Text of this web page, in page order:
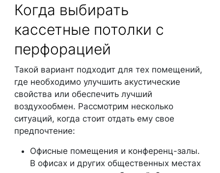
Когда выбирать
кассетные потолки с
перфорацией
Такой вариант подходит для тех помещений,
где необходимо улучшить акустические
свойства или обеспечить лучший
воздухообмен. Рассмотрим несколько
ситуаций, когда стоит отдать ему свое
предпочтение:
Офисные помещения и конференц-залы.
В офисах и других общественных местах